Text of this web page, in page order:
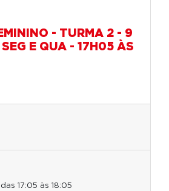
- TURMA 2 - 9
E QUA - 17H05 ÀS
17:05 às 18:05